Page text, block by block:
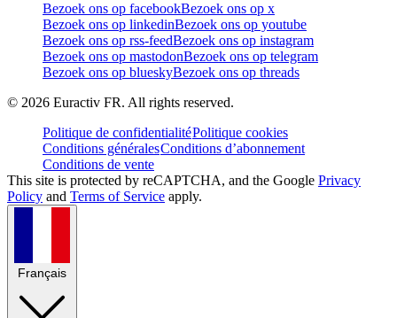
Bezoek ons op facebookBezoek ons op x
Bezoek ons op linkedinBezoek ons op youtube
Bezoek ons op rss-feedBezoek ons op instagram
Bezoek ons op mastodonBezoek ons op telegram
Bezoek ons op blueskyBezoek ons op threads
© 2026 Euractiv FR. All rights reserved.
Politique de confidentialitéPolitique cookies
Conditions généralesConditions d’abonnement
Conditions de vente
This site is protected by reCAPTCHA, and the Google Privacy
Policy and Terms of Service apply.
Français